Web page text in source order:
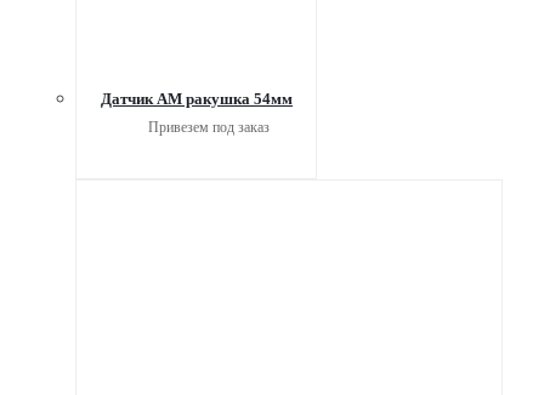
Датчик АМ ракушка 54мм
Привезем под заказ